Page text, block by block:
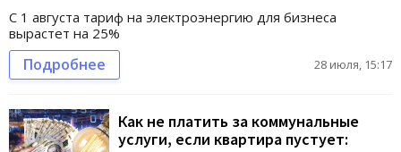
С 1 августа тариф на электроэнергию для бизнеса
вырастет на 25%
Подробнее 28 июля, 15:17
Как не платить за коммунальные
услуги, если квартира пустует: